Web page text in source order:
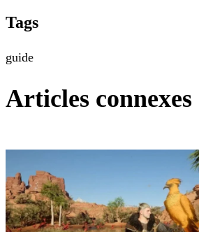
Tags
guide
Articles connexes